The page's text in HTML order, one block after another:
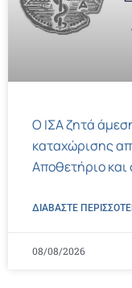
Ο ΙΣΑ ζητά
καταχώρισης
Αποθετήριο
ΔΙΑΒΑΣΤΕ
08/08/2026